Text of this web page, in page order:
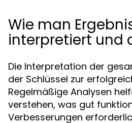
Wie man
interpretiert und
Die Interpretation der
der Schlüssel zur
Regelmäßige Analysen
verstehen, was gut
Verbesserungen